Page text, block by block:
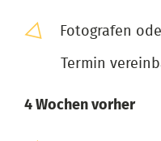
Fotografen
Termin
4 Wochen vorher